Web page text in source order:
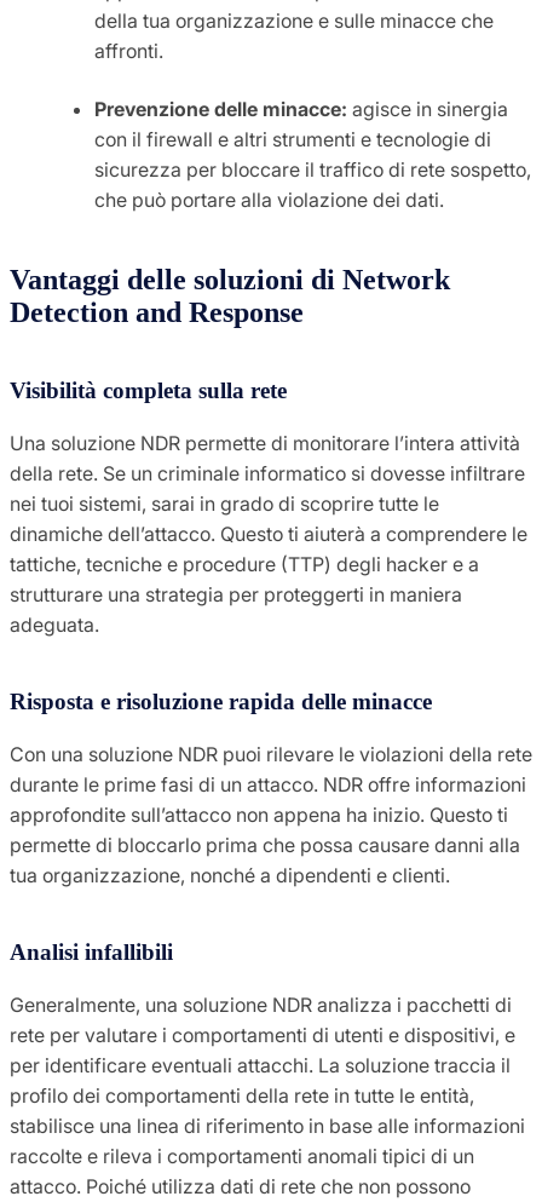
della tua organizzazione e sulle minacce che
affronti.
Prevenzione delle minacce: agisce in sinergia
con il firewall e altri strumenti e tecnologie di
sicurezza per bloccare il traffico di rete sospetto,
che può portare alla violazione dei dati.
Vantaggi delle soluzioni di Network
Detection and Response
Visibilità completa sulla rete
Una soluzione NDR permette di monitorare l’intera attività
della rete. Se un criminale informatico si dovesse infiltrare
nei tuoi sistemi, sarai in grado di scoprire tutte le
dinamiche dell’attacco. Questo ti aiuterà a comprendere le
tattiche, tecniche e procedure (TTP) degli hacker e a
strutturare una strategia per proteggerti in maniera
adeguata.
Risposta e risoluzione rapida delle minacce
Con una soluzione NDR puoi rilevare le violazioni della rete
durante le prime fasi di un attacco. NDR offre informazioni
approfondite sull’attacco non appena ha inizio. Questo ti
permette di bloccarlo prima che possa causare danni alla
tua organizzazione, nonché a dipendenti e clienti.
Analisi infallibili
Generalmente, una soluzione NDR analizza i pacchetti di
rete per valutare i comportamenti di utenti e dispositivi, e
per identificare eventuali attacchi. La soluzione traccia il
profilo dei comportamenti della rete in tutte le entità,
stabilisce una linea di riferimento in base alle informazioni
raccolte e rileva i comportamenti anomali tipici di un
attacco. Poiché utilizza dati di rete che non possono